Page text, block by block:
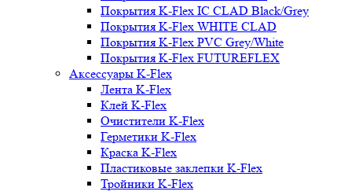
Покрытия K-Flex IC CLAD Black/Grey
Покрытия K-Flex WHITE CLAD
Покрытия K-Flex PVC Grey/White
Покрытия K-Flex FUTUREFLEX
Аксессуары K-Flex
Лента K-Flex
Клей K-Flex
Очистители K-Flex
Герметики K-Flex
Краска K-Flex
Пластиковые заклепки K-Flex
Тройники K-Flex